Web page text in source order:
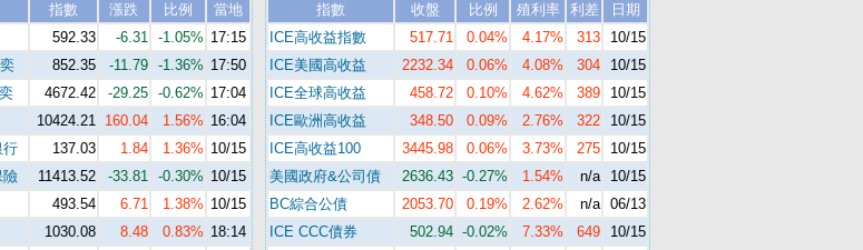
指數 漲跌 比例
當地
592.33 -6.31 -1.05% 17:15
852.35 -11.79 -1.36% 17:50
4672.42 -29.25 -0.62% 17:04
10424.21 160.04 1.56% 16:04
行
137.03 1.84 1.36% 10/15
險
11413.52 -33.81 -0.30% 10/15
493.54 6.71 1.38% 10/15
1030.08 8.48 0.83% 18:14
指數
收盤 比例 殖利率 利差
日期
ICE高收益指數
517.71 0.04% 4.17% 313
10/15
ICE美國高收益
2232.34 0.06% 4.08% 304
10/15
ICE全球高收益
458.72 0.10% 4.62% 389
10/15
ICE歐洲高收益
348.50 0.09% 2.76% 322
10/15
ICE高收益100
3445.98 0.06% 3.73% 275
10/15
美國政府&公司債
2636.43 -0.27% 1.54% n/a
10/15
BC綜合公債
2053.70 0.19% 2.62% n/a 06/13
ICE CCC債券
502.94 -0.02% 7.33% 649
10/15